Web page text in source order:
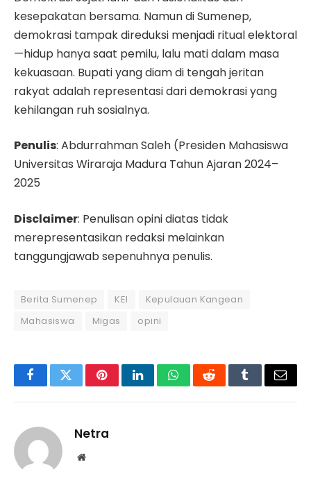
kesepakatan bersama. Namun di Sumenep,
demokrasi tampak direduksi menjadi ritual elektoral
—hidup hanya saat pemilu, lalu mati dalam masa
kekuasaan. Bupati yang diam di tengah jeritan
rakyat adalah representasi dari demokrasi yang
kehilangan ruh sosialnya.
Penulis: Abdurrahman Saleh (Presiden Mahasiswa
Universitas Wiraraja Madura Tahun Ajaran 2024–
2025
Disclaimer: Penulisan opini diatas tidak
merepresentasikan redaksi melainkan
tanggungjawab sepenuhnya penulis.
Berita Sumenep KEI
Kepulauan Kangean
Mahasiswa
Migas opini
FacebookTwitterPinterestLinkedInWhatsAppRedditTumblrEmail
Netra
Website